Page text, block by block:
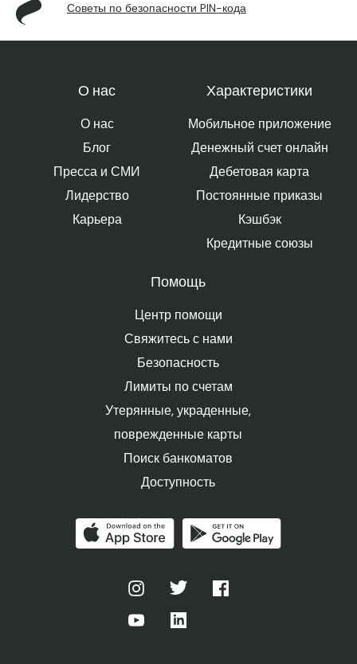
Советы по безопасности PIN-кода
О нас
О нас
Блог
Пресса и СМИ
Лидерство
Карьера
Характеристики
Мобильное приложение
Денежный счет онлайн
Дебетовая карта
Постоянные приказы
Кэшбэк
Кредитные союзы
Помощь
Центр помощи
Свяжитесь с нами
Безопасность
Лимиты по счетам
Утерянные, украденные,
поврежденные карты
Поиск банкоматов
Доступность